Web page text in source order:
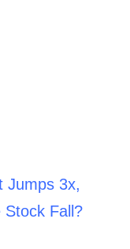
Jumps 3x,
Stock Fall?